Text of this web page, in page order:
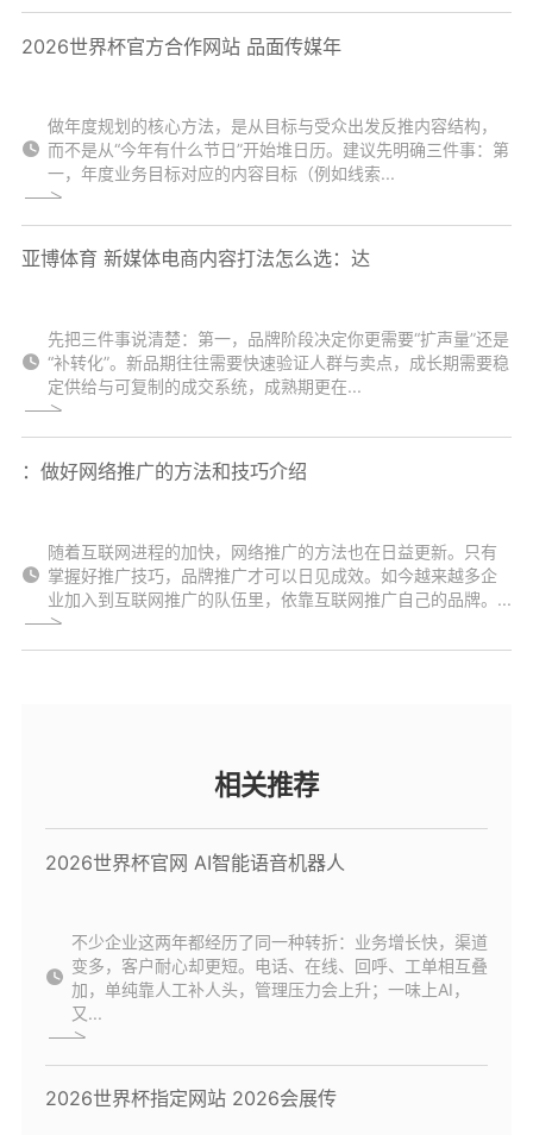
2026世界杯官方合作网站 品面传媒年
做年度规划的核心方法，是从目标与受众出发反推内容结构，
而不是从“今年有什么节日”开始堆日历。建议先明确三件事：第
一，年度业务目标对应的内容目标（例如线索...
亚博体育 新媒体电商内容打法怎么选：达
先把三件事说清楚：第一，品牌阶段决定你更需要“扩声量”还是
“补转化”。新品期往往需要快速验证人群与卖点，成长期需要稳
定供给与可复制的成交系统，成熟期更在...
：做好网络推广的方法和技巧介绍
随着互联网进程的加快，网络推广的方法也在日益更新。只有
掌握好推广技巧，品牌推广才可以日见成效。如今越来越多企
业加入到互联网推广的队伍里，依靠互联网推广自己的品牌。...
相关推荐
2026世界杯官网 AI智能语音机器人
不少企业这两年都经历了同一种转折：业务增长快，渠道
变多，客户耐心却更短。电话、在线、回呼、工单相互叠
加，单纯靠人工补人头，管理压力会上升；一味上AI，
又...
2026世界杯指定网站 2026会展传